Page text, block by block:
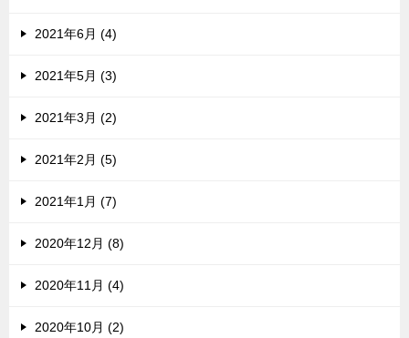
2021年6月 (4)
2021年5月 (3)
2021年3月 (2)
2021年2月 (5)
2021年1月 (7)
2020年12月 (8)
2020年11月 (4)
2020年10月 (2)